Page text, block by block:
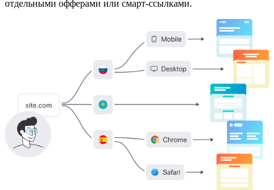
отдельными офферами или смарт-ссылками.